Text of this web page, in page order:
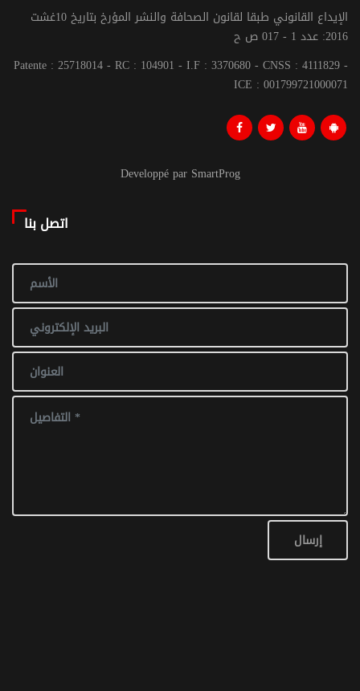
الإيداع القانوني طبقا لقانون الصحافة والنشر المؤرخ بتاريخ 10غشت
2016: عدد 1 - 017 ص ح
Patente : 25718014 - RC : 104901 - I.F : 3370680 - CNSS : 4111829 -
ICE : 001799721000071
Developpé par SmartProg
اتصل بنا